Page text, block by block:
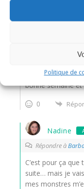
Politique de
les notifications
sur ce
bonne semaine
0
Nadine
Répondre à
C’est pour ça
suite… mais je
mes monstres